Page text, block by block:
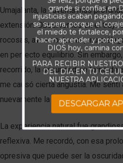
Umajalanta, la caverna más
extensión. Observamos en el
rocosas, aves nocturnas,
en perfecto equilibrio. Sin
recorrido, la oscuridad se tornó de
me causó cierta angustia. Me
nuevamente la luz del día.
La experiencia natural fue
reflexiva. Me recordó, con esa
opresiva que puede ser la
grande si confías en
injusticias acaban
se supera, porque el
el miedo te fortalece,
hacen aprender y
DIOS hoy, camina
PARA RECIBIR
DEL DÍA EN TU
NUESTRA
DESCARGAR